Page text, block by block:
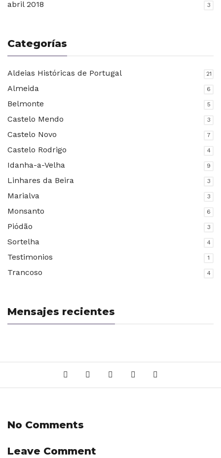
abril 2018 3
Categorías
Aldeias Históricas de Portugal 21
Almeida 6
Belmonte 5
Castelo Mendo 3
Castelo Novo 7
Castelo Rodrigo 4
Idanha-a-Velha 9
Linhares da Beira 3
Marialva 3
Monsanto 6
Piódão 3
Sortelha 4
Testimonios 1
Trancoso 4
Mensajes recientes
No Comments
Leave Comment